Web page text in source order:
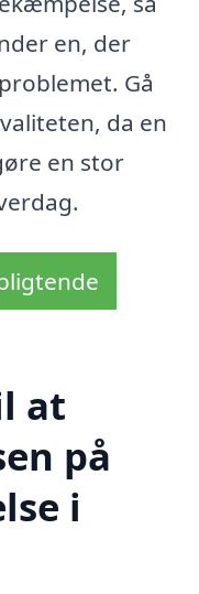
en, der
Gå
da en
en stor
at
på
i